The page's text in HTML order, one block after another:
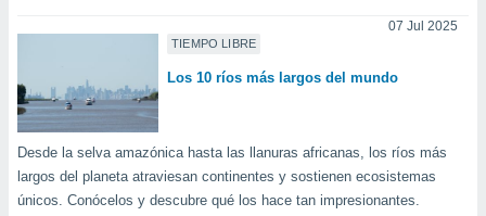
a lo que
u
datos
momento
en
en
TIEMPO LIBRE
07 Jul 2025
Los 10 ríos más largos del mundo
Desde la selva amazónica hasta las llanuras africanas, los ríos más
largos del planeta atraviesan continentes y sostienen ecosistemas
únicos. Conócelos y descubre qué los hace tan impresionantes.